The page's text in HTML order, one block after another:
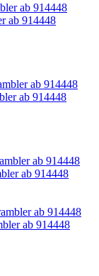
ab 914448
ab 914448
ab 914448
ab 914448